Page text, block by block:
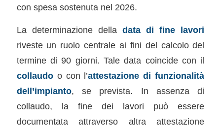
con spesa sostenuta nel 2026.
La determinazione della data di fine lavori
riveste un ruolo centrale ai fini del calcolo del
termine di 90 giorni. Tale data coincide con il
collaudoo con l’attestazione di funzionalità
dell’impianto, se prevista. In assenza di
collaudo, la fine dei lavori può essere
documentata attraverso altra attestazione